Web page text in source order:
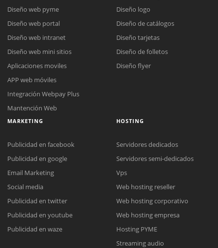
Reunión online
Nuestros ejecutivos le enviarán un correo electrónico con el enlace a
Meet para la reunión online.
Chat Online
Diseño web pyme
Diseño web portal
Diseño web intranet
Diseño web mini sitios
Aplicaciones moviles
APP web móviles
Integración Webpay Plus
Mantención Web
Diseño logo
Diseño de catálogos
Diseño tarjetas
Diseño de folletos
Diseño flyer
MARKETING
Publicidad en facebook
Publicidad en google
Email Marketing
Social media
Publicidad en twitter
Publicidad en youtube
Publicidad en waze
HOSTING
Servidores dedicados
Servidores semi-dedicados
Vps
Web hosting reseller
Web hosting corporativo
Web hosting empresa
Hosting PYME
Streaming audio